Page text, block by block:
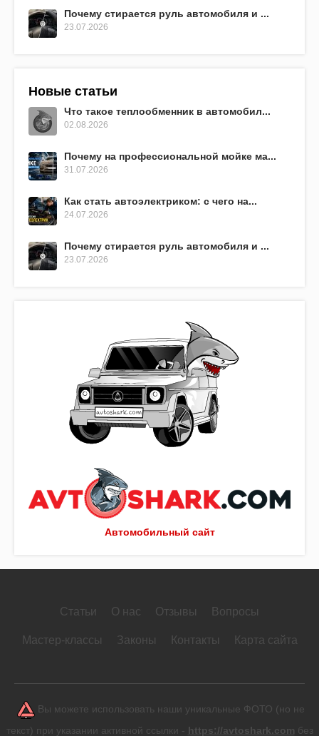
Автомобильный сайт
Почему стирается руль автомобиля и ...
23.07.2026
Новые статьи
Что такое теплообменник в автомобил...
02.08.2026
Почему на профессиональной мойке ма...
31.07.2026
Как стать автоэлектриком: с чего на...
24.07.2026
Почему стирается руль автомобиля и ...
23.07.2026
Статьи О нас Отзывы Вопросы
Мастер-классы Законы Контакты Карта сайта
Вы можете использовать наши уникальные ФОТО (но не
текст) при указании активной ссылки - https://avtoshark.com без